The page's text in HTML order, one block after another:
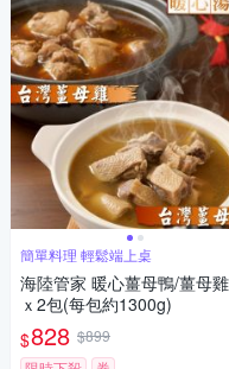
簡單料理 輕鬆端上桌
海陸管家 暖心薑母鴨/薑母
ｘ2包(每包約1300g)
$828 $899